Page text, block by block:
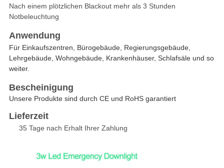
Nach einem plötzlichen Blackout mehr als 3 Stunden
Notbeleuchtung
Anwendung
Für Einkaufszentren, Bürogebäude, Regierungsgebäude,
Lehrgebäude, Wohngebäude, Krankenhäuser, Schlafsäle und so
weiter.
Bescheinigung
Unsere Produkte sind durch CE und RoHS garantiert
Lieferzeit
35 Tage nach Erhalt Ihrer Zahlung